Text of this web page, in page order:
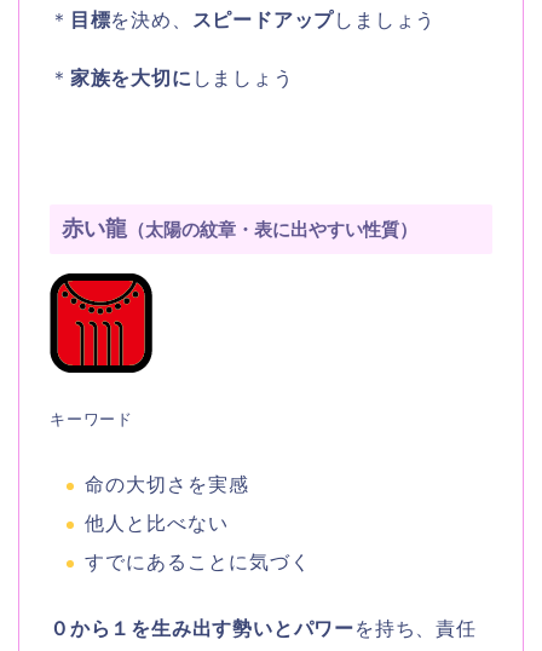
＊ 目標を決め、 スピードアップしましょう
＊ 家族を大切に しましょう
赤い龍 （太陽の紋章・表に出やすい性質）
キーワード
命の大切さを実感
他人と比べない
すでにあることに気づく
０から１を生み出す勢いとパワーを持ち、責任